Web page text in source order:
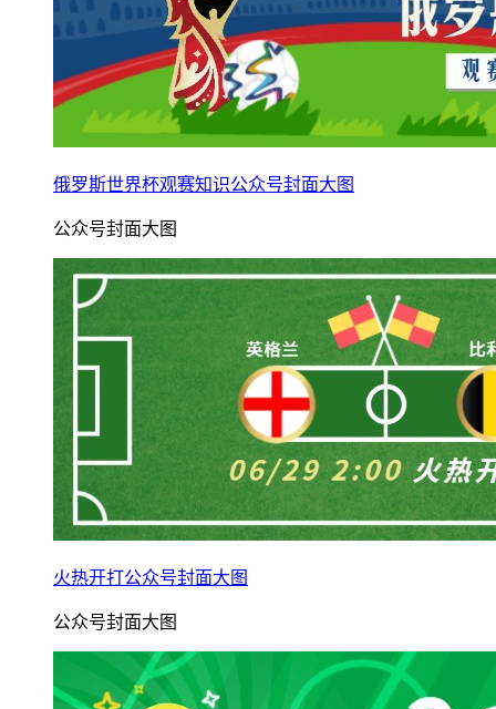
俄罗斯世界杯观赛知识公众号封面大图
公众号封面大图
火热开打公众号封面大图
公众号封面大图